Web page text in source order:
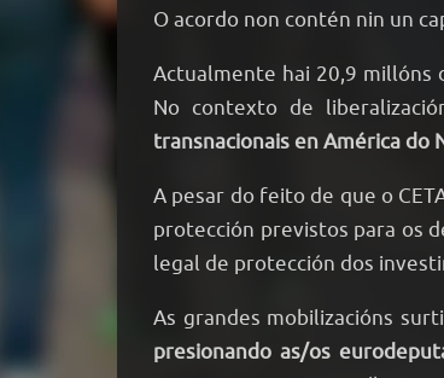
O acordo non contén nin un
Actualmente hai 20,9 millóns
No contexto de
transnacionais en América
A pesar do feito de que o
protección previstos para os
legal de protección dos
As grandes mobilizacións
presionando as/os